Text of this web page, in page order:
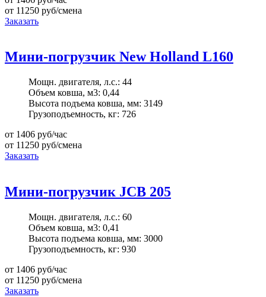
от 11250 руб/смена
Заказать
Мини-погрузчик New Holland L160
Мощн. двигателя, л.с.: 44
Объем ковша, м3: 0,44
Высота подъема ковша, мм: 3149
Грузоподъемность, кг: 726
от 1406 руб/час
от 11250 руб/смена
Заказать
Мини-погрузчик JCB 205
Мощн. двигателя, л.с.: 60
Объем ковша, м3: 0,41
Высота подъема ковша, мм: 3000
Грузоподъемность, кг: 930
от 1406 руб/час
от 11250 руб/смена
Заказать